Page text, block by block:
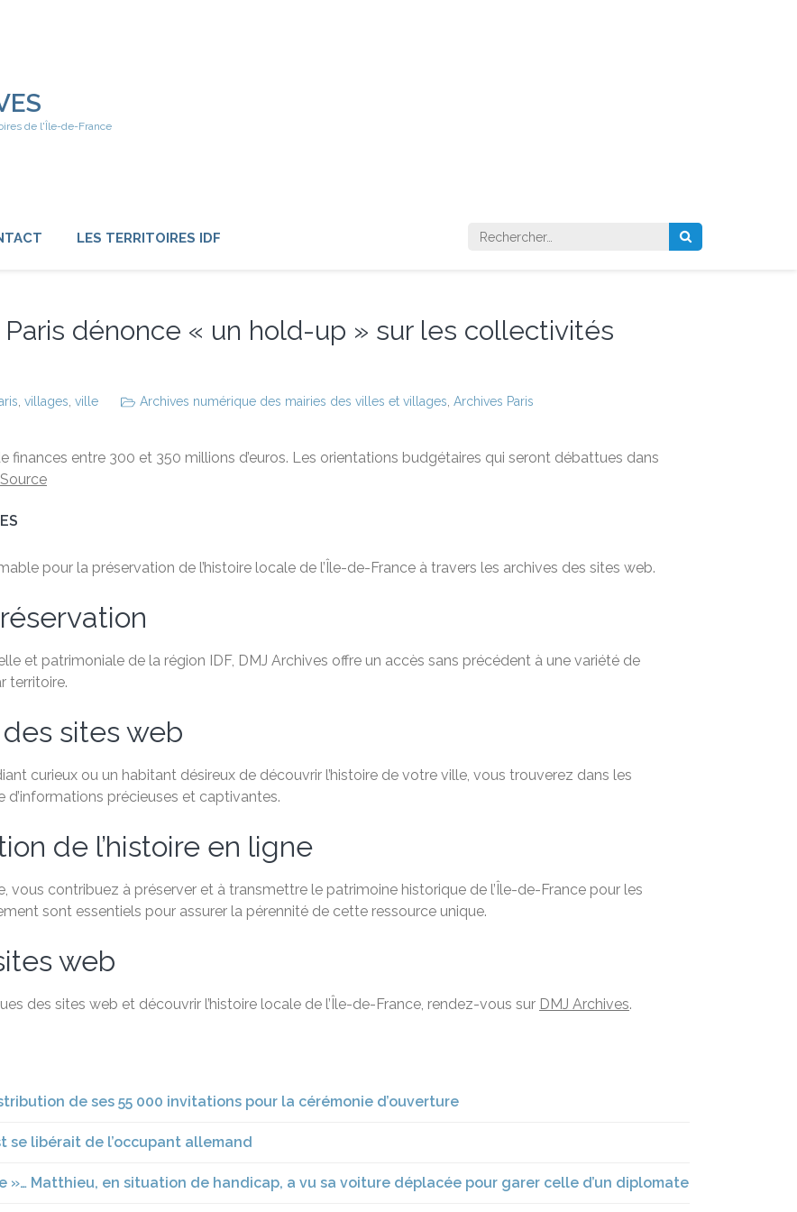
de l'Île-de-France
LES TERRITOIRES IDF Rechercher :
dénonce « un hold-up » sur les collectivités
villages ville Archives numérique des mairies des villes et villages Archives Paris
finances entre 300 et 350 millions d’euros. Les orientations budgétaires qui seront débattues dans
Source
pour la préservation de l’histoire locale de l’Île-de-France à travers les archives des sites web.
et patrimoniale de la région IDF, DMJ Archives offre un accès sans précédent à une variété de
territoire.
sites web
curieux ou un habitant désireux de découvrir l’histoire de votre ville, vous trouverez dans les
d’informations précieuses et captivantes.
de l’histoire en ligne
contribuez à préserver et à transmettre le patrimoine historique de l’Île-de-France pour les
sont essentiels pour assurer la pérennité de cette ressource unique.
web
des sites web et découvrir l’histoire locale de l’Île-de-France, rendez-vous sur DMJ Archives.
de ses 55 000 invitations pour la cérémonie d’ouverture
se libérait de l’occupant allemand
»… Matthieu, en situation de handicap, a vu sa voiture déplacée pour garer celle d’un diplomate